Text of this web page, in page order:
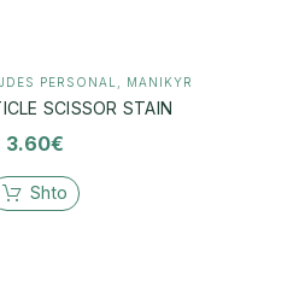
PERSONAL MANIKYR
SCISSOR STAIN
3.60€
Shto